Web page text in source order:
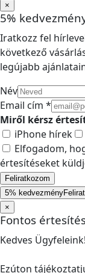
×
5%
Iratkozz fel
következő
legújabb
Név
Email cím *
Miről kérsz
iPhone hírek
Elfogadom,
értesítéseket
Feliratkozom
5% kedvezmény
×
Fontos értesítés
Kedves Ügyfeleink!
Ezúton